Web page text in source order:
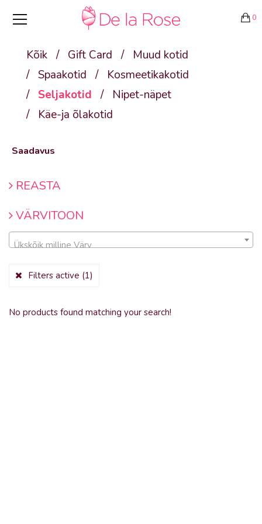
0
Kõik / Gift Card /
Muud kotid
/ Spaakotid /
Kosmeetikakotid
/
Seljakotid /
Nipet-näpet
/
Käe-ja õlakotid
Saadavus
REASTA
VÄRVITOON
Ükskõik milline Värv
Filters active (1)
No products found matching your search!